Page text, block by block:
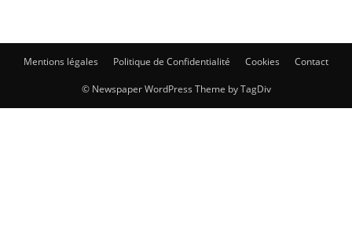
Mentions légales Politique de Confidentialité Cookies Contact
© Newspaper WordPress Theme by TagDiv